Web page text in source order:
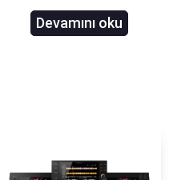
Devamını oku